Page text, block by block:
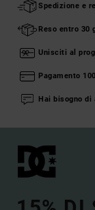
Spedizione e
Reso entro 30
Unisciti al
Pagamento
Hai bisogno di